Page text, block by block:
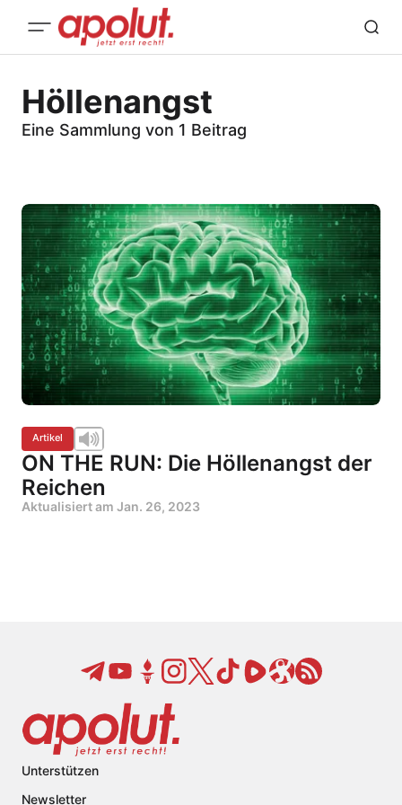
Höllenangst
Eine Sammlung von 1 Beitrag
Artikel
ON THE RUN: Die Höllenangst der
Reichen
Aktualisiert am Jan. 26, 2023
Unterstützen
Newsletter